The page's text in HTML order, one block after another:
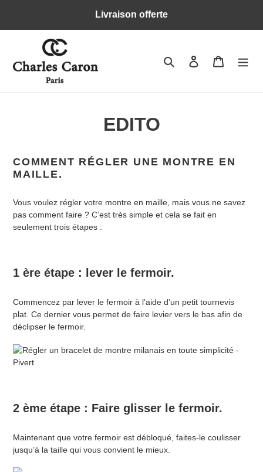
contenu
Livraison offerte
RechercherSe connecter
Panier
EDITO
COMMENT RÉGLER UNE MONTRE EN
MAILLE.
Vous voulez régler votre montre en maille, mais vous ne savez
pas comment faire ? C’est très simple et cela se fait en
seulement trois étapes :
1 ère étape : lever le fermoir.
Commencez par lever le fermoir à l’aide d’un petit tournevis
plat. Ce dernier vous permet de faire levier vers le bas afin de
déclipser le fermoir.
2 ème étape : Faire glisser le fermoir.
Maintenant que votre fermoir est débloqué, faites-le coulisser
jusqu’à la taille qui vous convient le mieux.